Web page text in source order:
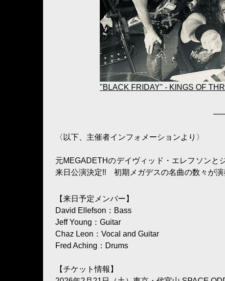
"BLACK FRIDAY" - KINGS OF
〈以下、主催者インフォメーションより〉
元MEGADETHのデイヴィッド・エレフソンと
来日公演決定!! 初期メガデスの名曲の数々が演
【来日予定メンバー】
David Ellefson：Bass
Jeff Young：Guitar
Chaz Leon：Vocal and Guitar
Fred Aching：Drums
【チケット情報】